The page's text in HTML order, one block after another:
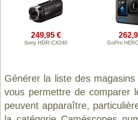
249,95 €
Sony HDR-CX240 GoPro
Générer la liste des
vous permettre de comparer
peuvent apparaître,